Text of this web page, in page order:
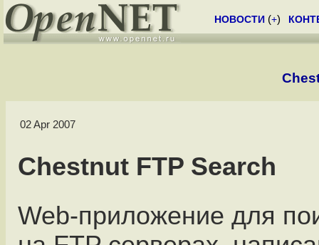
НОВОСТИ (+)
02 Apr 2007
Chestnut FTP Search
Web-приложение для